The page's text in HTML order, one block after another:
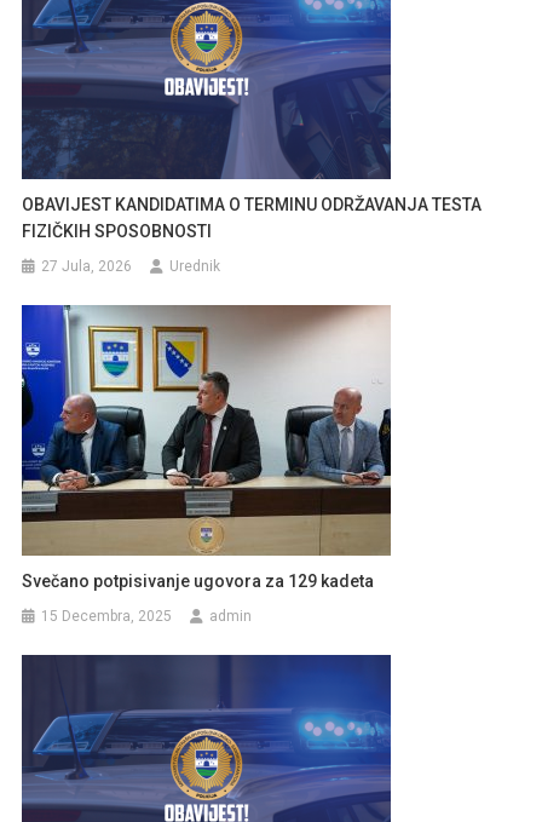
OBAVIJEST KANDIDATIMA O TERMINU ODRŽAVANJA TESTA
FIZIČKIH SPOSOBNOSTI
27 Jula, 2026 Urednik
Svečano potpisivanje ugovora za 129 kadeta
15 Decembra, 2025 admin